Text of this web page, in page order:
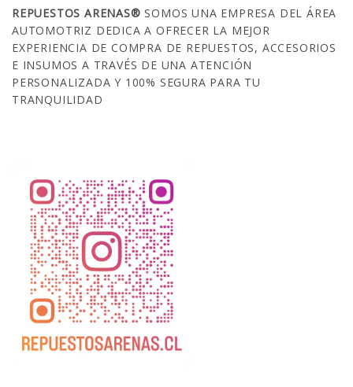
REPUESTOS ARENAS®SOMOS UNA EMPRESA DEL ÁREA
AUTOMOTRIZ DEDICA A OFRECER LA MEJOR
EXPERIENCIA DE COMPRA DE REPUESTOS, ACCESORIOS
E INSUMOS A TRAVÉS DE UNA ATENCIÓN
PERSONALIZADA Y 100% SEGURA PARA TU
TRANQUILIDAD